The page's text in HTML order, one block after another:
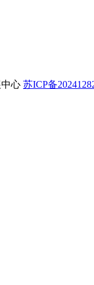
心 苏ICP备